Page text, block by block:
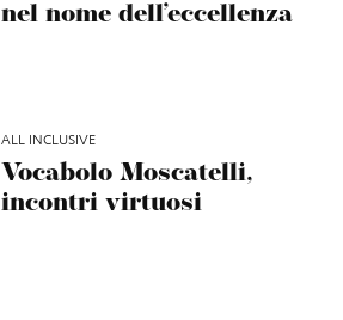
nel nome dell’eccellenza
ALL INCLUSIVE
Vocabolo Moscatelli,
incontri virtuosi